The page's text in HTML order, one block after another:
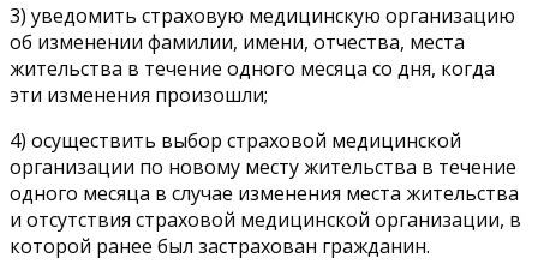
3) уведомить страховую медицинскую организацию
об изменении фамилии, имени, отчества, места
жительства в течение одного месяца со дня, когда
эти изменения произошли;
4) осуществить выбор страховой медицинской
организации по новому месту жительства в течение
одного месяца в случае изменения места жительства
и отсутствия страховой медицинской организации, в
которой ранее был застрахован гражданин.